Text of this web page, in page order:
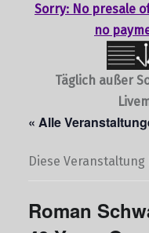
Sorry: No presale
no
Täglich außer
« Alle
Diese
Roman